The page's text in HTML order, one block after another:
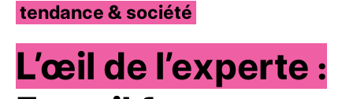
tendance & société
L’œil de l’experte :